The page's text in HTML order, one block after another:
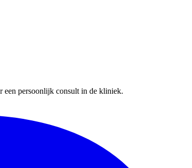
een persoonlijk consult in de kliniek.